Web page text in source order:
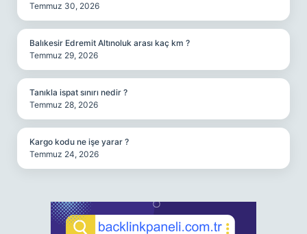
Temmuz 30, 2026
Balıkesir Edremit Altınoluk arası kaç km ?
Temmuz 29, 2026
Tanıkla ispat sınırı nedir ?
Temmuz 28, 2026
Kargo kodu ne işe yarar ?
Temmuz 24, 2026